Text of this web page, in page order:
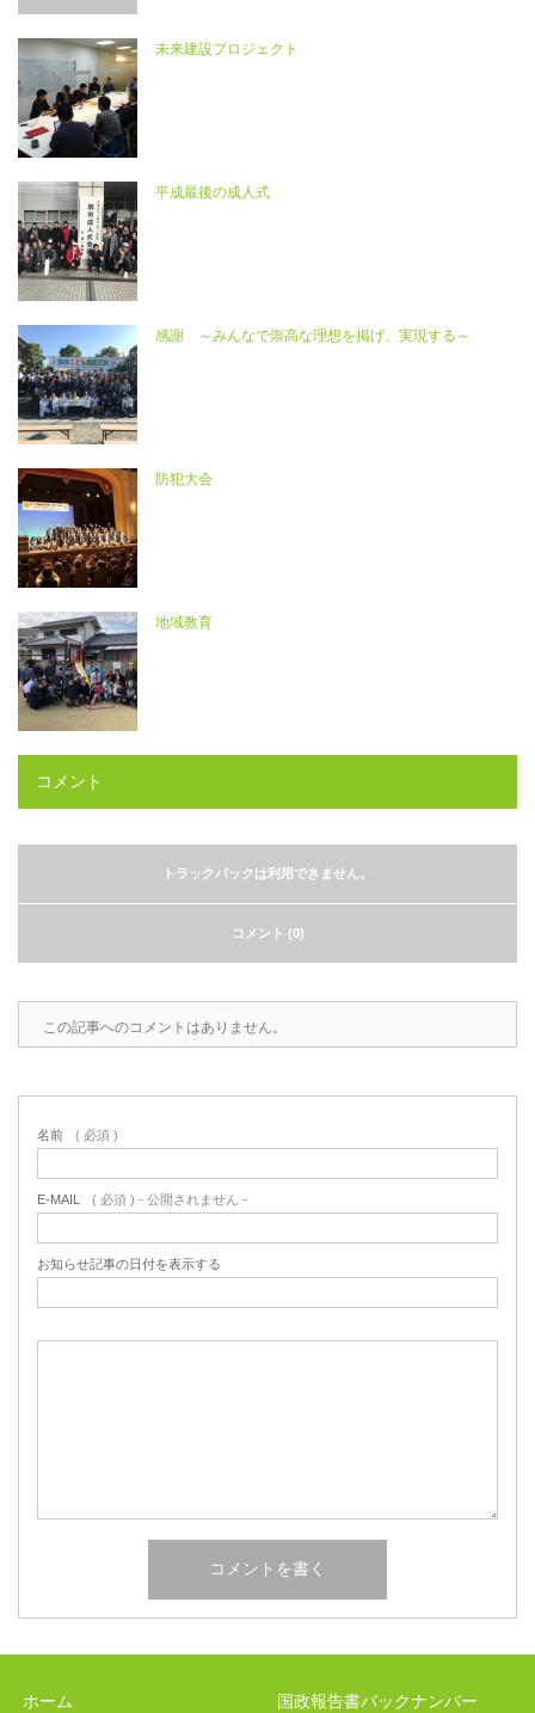
未来建設プロジェクト
平成最後の成人式
感謝 ～みんなで崇高な理想を掲げ、実現する～
防犯大会
地域教育
コメント
トラックバックは利用できません。
コメント (0)
この記事へのコメントはありません。
名前 ( 必須 )
E-MAIL ( 必須 ) - 公開されません -
お知らせ記事の日付を表示する
ホーム 国政報告書バックナンバー